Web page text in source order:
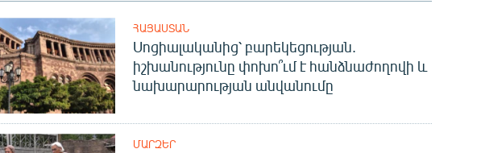
ՀԱՅԱՍՏԱՆ
Սոցիալականից՝ բարեկեցության.
իշխանությունը փոխո՞ւմ է հանձնաժողովի և
նախարարության անվանումը
ՄԱՐԶԵՐ